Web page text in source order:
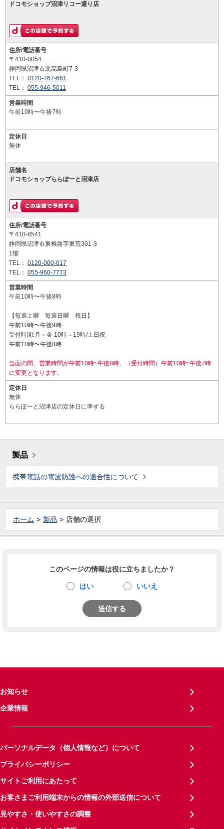
ドコモショップ沼津リコー通り店
住所/電話番号
〒410-0054
静岡県沼津市北高島町7-3
TEL： 0120-767-661
TEL： 055-946-5011
営業時間
午前10時〜午後7時
定休日
無休
店舗名
ドコモショップららぽーと沼津店
住所/電話番号
〒410-8541
静岡県沼津市東椎路字東荒301-3
1階
TEL： 0120-000-017
TEL： 055-960-7773
営業時間
午前10時〜午後8時
【毎週土曜 毎週日曜 祝日】
午前10時〜午後9時
受付時間:月～金 10時～19時/土日祝
午前10時〜午後8時
当面の間、営業時間が午前10時~午後8時、（受付時間）午前10時~午後7時
に変更となります。
定休日
無休
ららぽーと沼津店の定休日に準ずる
製品
携帯電話の電波防護への適合性について
ホーム 製品 店舗の選択
このページの情報は役に立ちましたか？
はい いいえ
送信する
お知らせ
企業情報
パーソナルデータ（個人情報など）について
プライバシーポリシー
サイトご利用にあたって
お客さまご利用端末からの情報の外部送信について
見やすさ・使いやすさの調整